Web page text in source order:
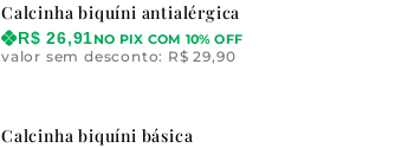
Calcinha biquíni antialérgica
R$ 26,91NO PIX COM 10% OFF
valor sem desconto: R$ 29,90
Calcinha biquíni básica